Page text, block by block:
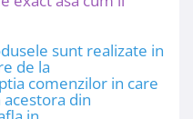
sunt realizate in
de la
comenzilor in care
din